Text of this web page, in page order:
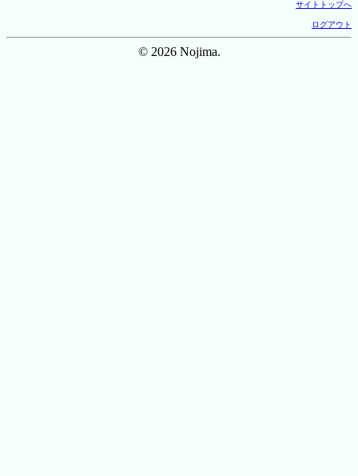
サイトトップへ
ログアウト
© 2026 Nojima.